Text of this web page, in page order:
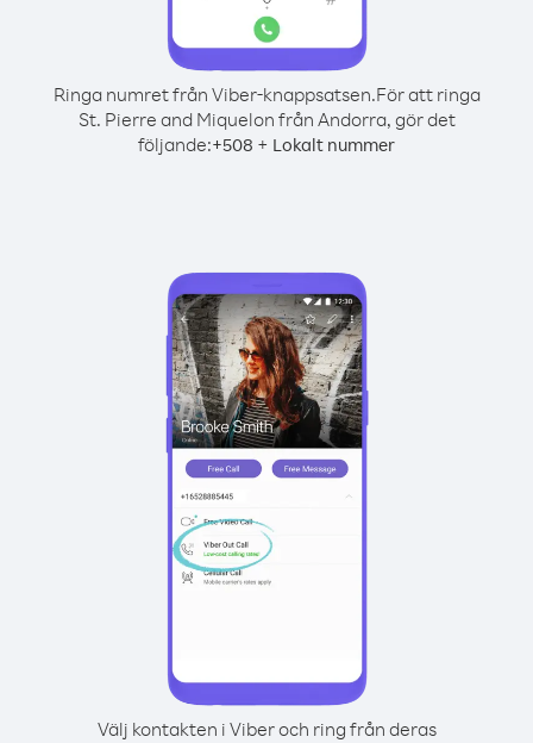
Ringa numret från Viber-knappsatsen.För att ringa
St. Pierre and Miquelon från Andorra, gör det
följande:+508 + Lokalt nummer
Välj kontakten i Viber och ring från deras